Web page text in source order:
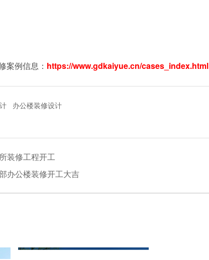
案例信息： https://www.gdkaiyue.cn/cases_index.html
办公楼装修设计
装修工程开工
办公楼装修开工大吉